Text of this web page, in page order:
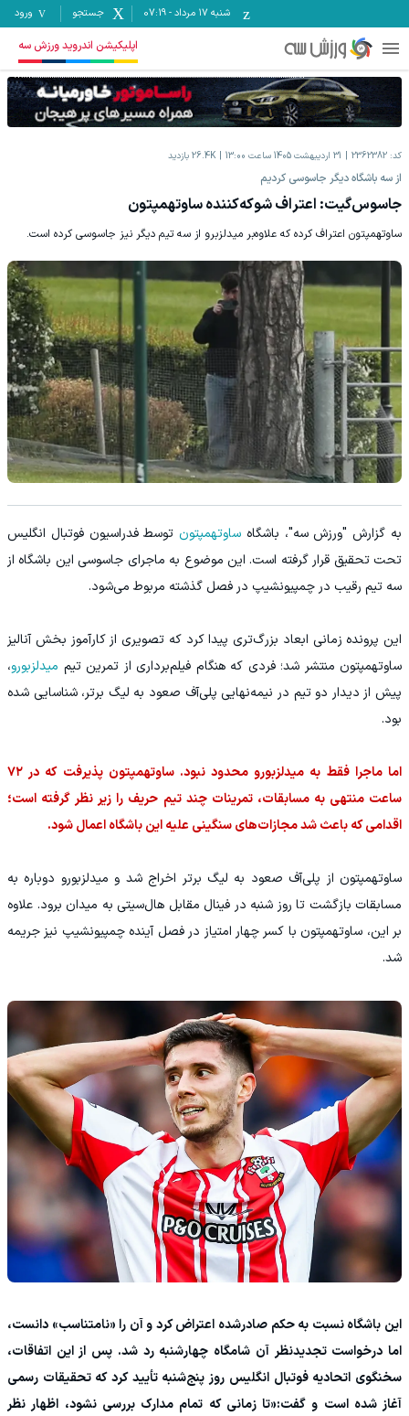
شنبه ۱۷ مرداد -
07:19 جستجو ورود
اپلیکیشن اندروید ورزش سه
کد: 2362382 31 اردیبهشت 1405 ساعت 13:00 26.4K بازدید
از سه باشگاه دیگر جاسوسی کردیم
جاسوس‌گیت: اعتراف شوکه‌کننده ساوتهمپتون
ساوتهمپتون اعتراف کرده که علاوه‌بر میدلزبرو از سه تیم دیگر نیز جاسوسی کرده است.
به گزارش "ورزش سه"، باشگاه ساوتهمپتونتوسط فدراسیون فوتبال انگلیس
تحت تحقیق قرار گرفته است. این موضوع به ماجرای جاسوسی این باشگاه از
سه تیم رقیب در چمپیونشیپ در فصل گذشته مربوط می‌شود.
این پرونده زمانی ابعاد بزرگ‌تری پیدا کرد که تصویری از کارآموز بخش آنالیز
ساوتهمپتون منتشر شد؛ فردی که هنگام فیلم‌برداری از تمرین تیم میدلزبورو،
پیش از دیدار دو تیم در نیمه‌نهایی پلی‌آف صعود به لیگ برتر، شناسایی شده
بود.
اما ماجرا فقط به میدلزبورو محدود نبود. ساوتهمپتون پذیرفت که در ۷۲
ساعت منتهی به مسابقات، تمرینات چند تیم حریف را زیر نظر گرفته است؛
اقدامی که باعث شد مجازات‌های سنگینی علیه این باشگاه اعمال شود.
ساوتهمپتون از پلی‌آف صعود به لیگ برتر اخراج شد و میدلزبورو دوباره به
مسابقات بازگشت تا روز شنبه در فینال مقابل هال‌سیتی به میدان برود. علاوه
بر این، ساوتهمپتون با کسر چهار امتیاز در فصل آینده چمپیونشیپ نیز جریمه
شد.
این باشگاه نسبت به حکم صادرشده اعتراض کرد و آن را «نامتناسب» دانست،
اما درخواست تجدیدنظر آن شامگاه چهارشنبه رد شد. پس از این اتفاقات،
سخنگوی اتحادیه فوتبال انگلیس روز پنج‌شنبه تأیید کرد که تحقیقات رسمی
آغاز شده است و گفت:«تا زمانی که تمام مدارک بررسی نشود، اظهار نظر